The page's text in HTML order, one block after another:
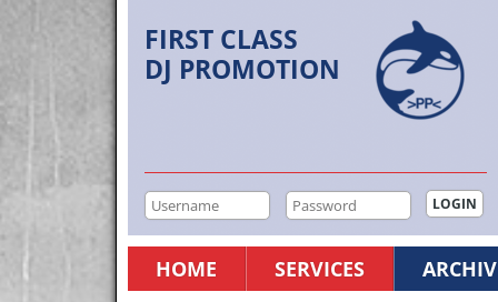
FIRST CLASS
DJ PROMOTION
HOME SERVICES ARCHIV